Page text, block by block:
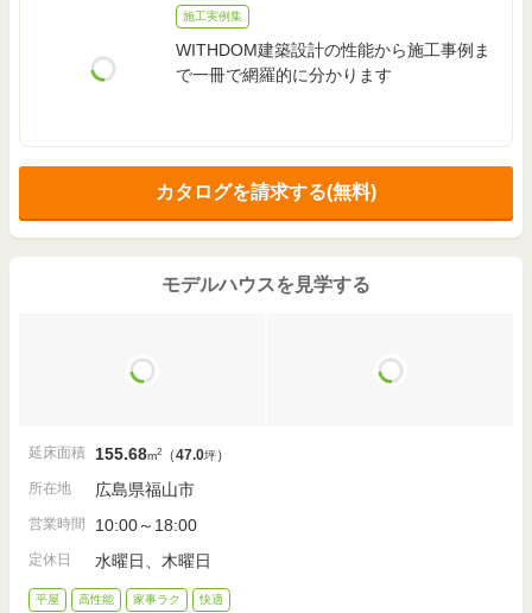
施工実例集
WITHDOM建築設計の性能から施工事例ま
で一冊で網羅的に分かります
カタログを請求する(無料)
モデルハウスを見学する
延床面積 155.68m2 （47.0坪）
所在地
広島県福山市
営業時間 10:00～18:00
定休日 水曜日、木曜日
平屋 高性能 家事ラク 快適